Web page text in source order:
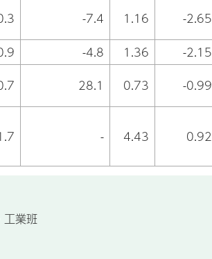
-7.4 1.16 -2.65
-4.8 1.36 -2.15
28.1 0.73 -0.99
- 4.43 0.92
工業班